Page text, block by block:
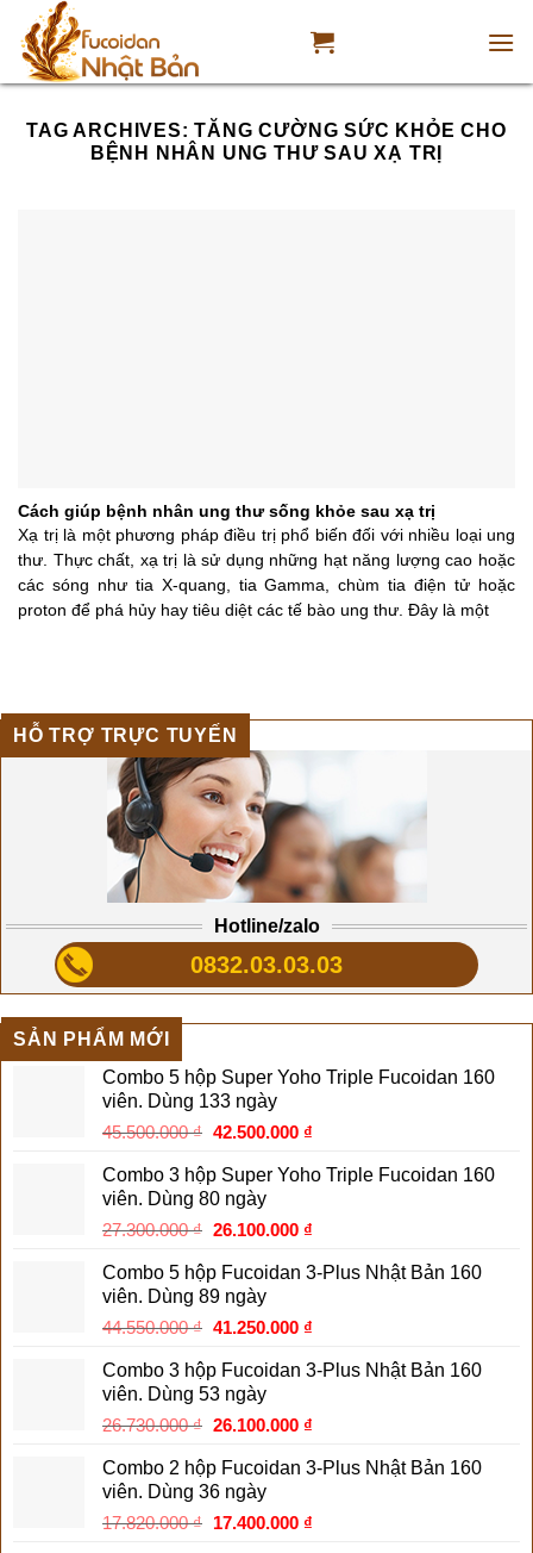
content
TAG ARCHIVES:TĂNG CƯỜNG SỨC KHỎE CHO
BỆNH NHÂN UNG THƯ SAU XẠ TRỊ
HỖ TRỢ TRỰC TUYẾN
Hotline/zalo
0832.03.03.03
SẢN PHẨM MỚI
Combo 5 hộp Super Yoho Triple Fucoidan 160
viên. Dùng 133 ngày
45.500.000₫ Giá
là:
45.500.000 ₫.
42.500.000 ₫Giá
tại
42.500.000 ₫.
Combo 3 hộp Super Yoho Triple Fucoidan 160
viên. Dùng 80 ngày
27.300.000₫ Giá
là:
27.300.000 ₫.
26.100.000 ₫Giá
tại
26.100.000 ₫.
Combo 5 hộp Fucoidan 3-Plus Nhật Bản 160
viên. Dùng 89 ngày
44.550.000₫ Giá
là:
44.550.000 ₫.
41.250.000 ₫Giá
tại
41.250.000 ₫.
Combo 3 hộp Fucoidan 3-Plus Nhật Bản 160
viên. Dùng 53 ngày
26.730.000₫ Giá
là:
26.730.000 ₫.
26.100.000 ₫Giá
tại
26.100.000 ₫.
Combo 2 hộp Fucoidan 3-Plus Nhật Bản 160
viên. Dùng 36 ngày
17.820.000₫ Giá
17.400.000 ₫Giá
Cách giúp bệnh nhân ung thư sống khỏe sau xạ trị
Xạ trị là một phương pháp điều trị phổ biến đối với nhiều loại ung
thư. Thực chất, xạ trị là sử dụng những hạt năng lượng cao hoặc
các sóng như tia X-quang, tia Gamma, chùm tia điện tử hoặc
proton để phá hủy hay tiêu diệt các tế bào ung thư. Đây là một